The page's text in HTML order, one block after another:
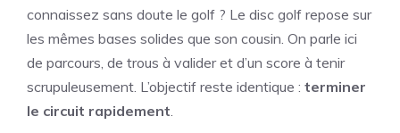
connaissez sans doute le golf ? Le disc golf repose sur
les mêmes bases solides que son cousin. On parle ici
de parcours, de trous à valider et d’un score à tenir
scrupuleusement. L’objectif reste identique : terminer
le circuit rapidement.